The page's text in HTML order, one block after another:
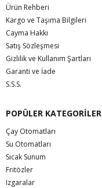
Ürün Rehberi
Kargo ve Taşıma Bilgileri
Cayma Hakkı
Satış Sözleşmesi
Gizlilik ve Kullanım Şartları
Garanti ve İade
S.S.S.
POPÜLER KATEGORİLER
Çay Otomatları
Su Otomatları
Sıcak Sunum
Fritözler
Izgaralar